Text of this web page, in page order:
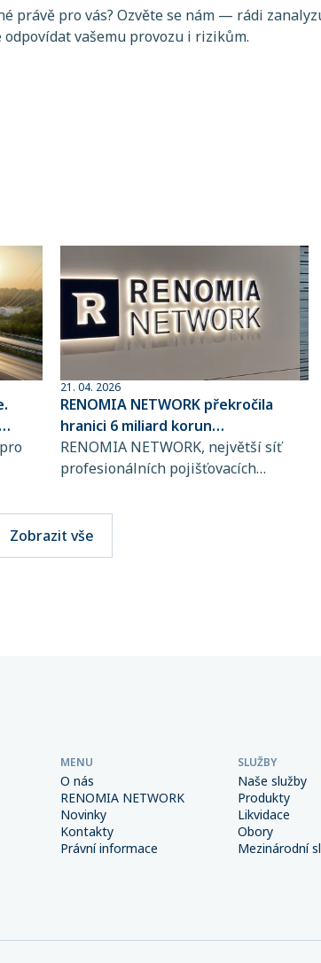
právě pro vás? Ozvěte se nám — rádi
vašemu provozu i rizikům.
21. 04. 2026
RENOMIA NETWORK překročila
hranici 6 miliard korun
spravovaného pojistného
RENOMIA NETWORK, největší síť
profesionálních pojišťovacích
RENOMIA GROUP, dosáhla
významného milníku. Hodnota
pojistného, které svým klientům
Zobrazit vše
MENU
O nás
RENOMIA NETWORK
Novinky
Kontakty
Právní informace
SLUŽBY
Naše služby
Produkty
Likvidace
Obory
Mezinárodní